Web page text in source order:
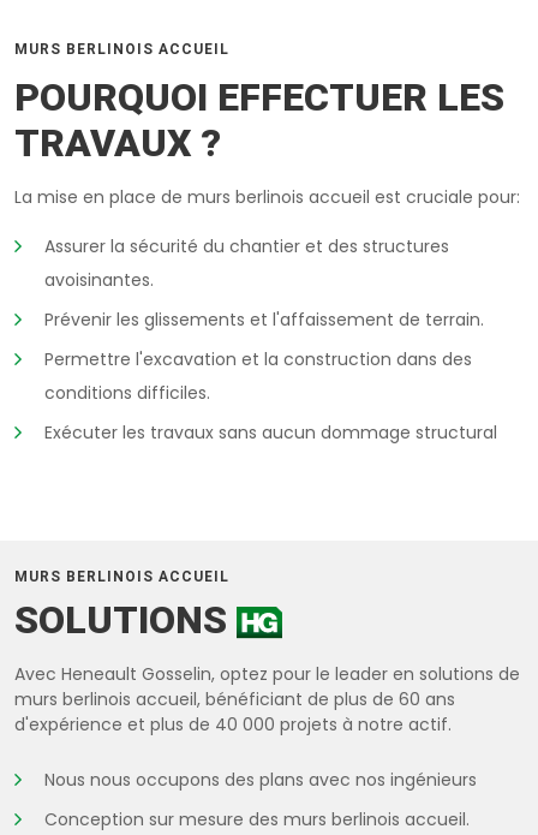
MURS BERLINOIS ACCUEIL
POURQUOI EFFECTUER LES
TRAVAUX ?
La mise en place de murs berlinois accueil est cruciale pour:
Assurer la sécurité du chantier et des structures
avoisinantes.
Prévenir les glissements et l'affaissement de terrain.
Permettre l'excavation et la construction dans des
conditions difficiles.
Exécuter les travaux sans aucun dommage structural
MURS BERLINOIS ACCUEIL
SOLUTIONS
Avec Heneault Gosselin, optez pour le leader en solutions de
murs berlinois accueil, bénéficiant de plus de 60 ans
d'expérience et plus de 40 000 projets à notre actif.
Nous nous occupons des plans avec nos ingénieurs
Conception sur mesure des murs berlinois accueil.